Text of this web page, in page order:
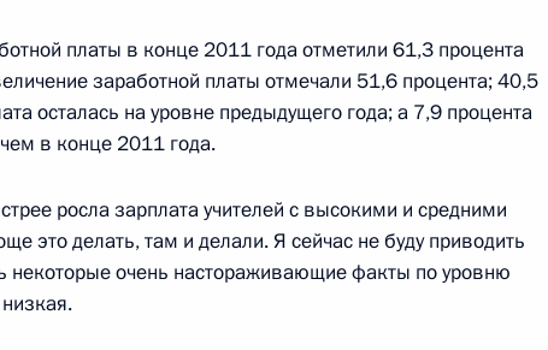
Председателя Правительства
Путин встретился
платы в конце 2011 года отметили 61,3 процента
заработной платы отмечали 51,6 процента; 40,5
осталась на уровне предыдущего года; а 7,9 процента
в конце 2011 года.
росла зарплата учителей с высокими и средними
это делать, там и делали. Я сейчас не буду приводить
некоторые очень настораживающие факты по уровню